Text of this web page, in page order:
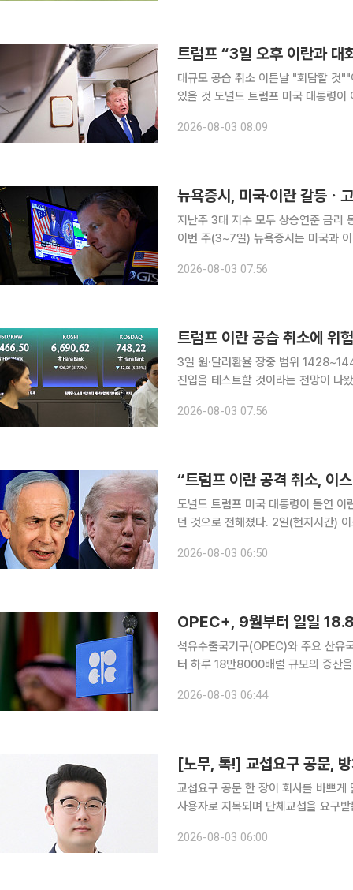
트럼프 “3일 오후 이란과
대규모 공습 취소 이튿날 "회담할 것
있을 것 도널드 트럼프 미국 대통령이 이란에 대한 ‘대규모 공격’ 계획을 취소했다고 발표한 지 하루
지주 베드민스터에 있는 자신의 골프
2026-08-03 08:09
뉴욕증시, 미국·이란 갈등ㆍ
지난주 3대 지수 모두 상승연준 금리
이번 주(3~7일) 뉴욕증시는 미국과 이란의
1.6% 올랐다. 다만 시장 변동
2026-08-03 07:56
트럼프 이란 공습 취소에
3일 원·달러환율 장중 범위 1428~1440원 전망 원·달러환율이 지정학적
진입을 테스트할 것이라는 전망이 나왔다. 민경원 우리은행 선임연구원은 3일 장중 환율
했다. 장중 환율 예상 범위는
2026-08-03 07:56
“트럼프 이란 공격 취소, 이
도널드 트럼프 미국 대통령이 돌연 이
던 것으로 전해졌다. 2일(현지시간) 이스라엘 매체 채널12는 이스라엘 관리들을 인용해 당국이 트
불안한 상태였다”며 “트럼프 대통령
2026-08-03 06:50
OPEC+, 9월부터 일일
석유수출국기구(OPEC)와 주요 산
터 하루 18만8000배럴 규모의 증산
라크, 쿠웨이트, 카자흐스탄, 알제리,
2026-08-03 06:44
[노무, 톡!] 교섭요구 공문,
교섭요구 공문 한 장이 회사를 바쁘
사용자로 지목되며 단체교섭을 요구
됐다. 개정법은 근로계약을 직접
2026-08-03 06:00